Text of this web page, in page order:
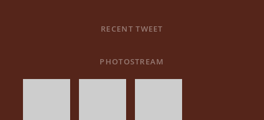
RECENT TWEET
PHOTOSTREAM